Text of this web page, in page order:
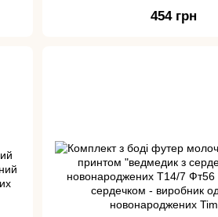
454 грн